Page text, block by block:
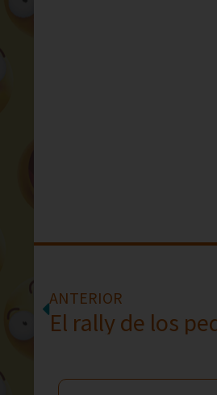
ANTERIOR
El rally de los